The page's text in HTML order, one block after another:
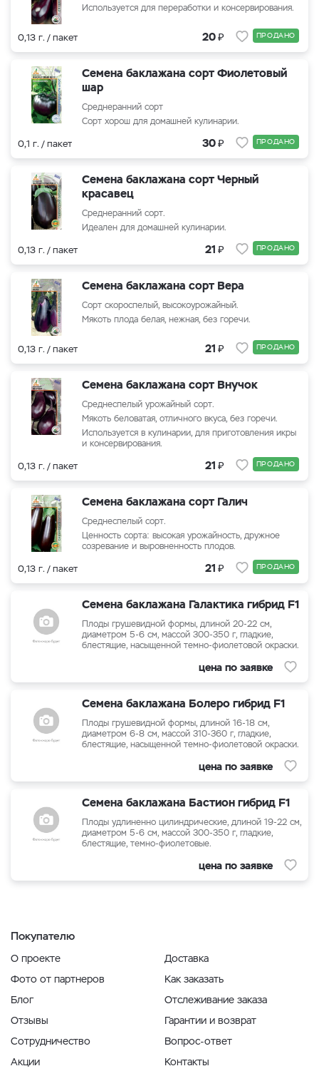
Используется для переработки и консервирования.
0,13 г. / пакет 20₽ ПРОДАНО
Семена баклажана сорт Фиолетовый
шар
Среднеранний сорт
Сорт хорош для домашней кулинарии.
0,1 г. / пакет 30₽ ПРОДАНО
Семена баклажана сорт Черный
красавец
Среднеранний сорт.
Идеален для домашней кулинарии.
0,13 г. / пакет 21₽ ПРОДАНО
Семена баклажана сорт Вера
Сорт скороспелый, высокоурожайный.
Мякоть плода белая, нежная, без горечи.
0,13 г. / пакет 21₽ ПРОДАНО
Семена баклажана сорт Внучок
Среднеспелый урожайный сорт.
Мякоть беловатая, отличного вкуса, без горечи.
Используется в кулинарии, для приготовления икры
и консервирования.
0,13 г. / пакет 21₽ ПРОДАНО
Семена баклажана сорт Галич
Среднеспелый сорт.
Ценность сорта: высокая урожайность, дружное
созревание и выровненность плодов.
0,13 г. / пакет 21₽ ПРОДАНО
Семена баклажана Галактика гибрид F1
Плоды грушевидной формы, длиной 20-22 см,
диаметром 5-6 см, массой 300-350 г, гладкие,
блестящие, насыщенной темно-фиолетовой окраски.
цена по заявке
Семена баклажана Болеро гибрид F1
Плоды грушевидной формы, длиной 16-18 см,
диаметром 6-8 см, массой 310-360 г, гладкие,
блестящие, насыщенной темно-фиолетовой окраски.
цена по заявке
Семена баклажана Бастион гибрид F1
Плоды удлиненно цилиндрические, длиной 19-22 см,
диаметром 5-6 см, массой 300-350 г, гладкие,
блестящие, темно-фиолетовые.
цена по заявке
Покупателю
О проекте
Фото от партнеров
Блог
Отзывы
Сотрудничество
Акции
Доставка
Как заказать
Отслеживание заказа
Гарантии и возврат
Вопрос-ответ
Контакты